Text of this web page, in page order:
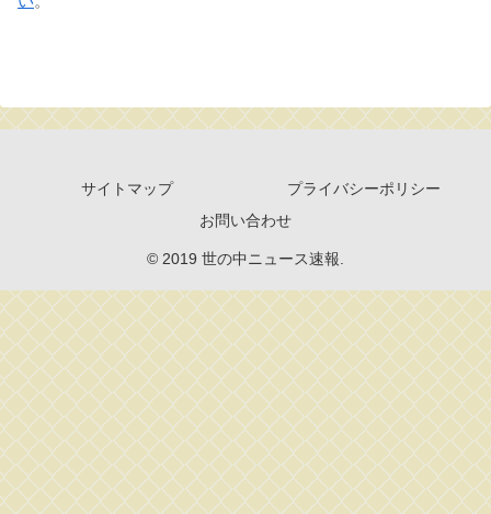
サイトマップ
プライバシーポリシー
お問い合わせ
© 2019 世の中ニュース速報.